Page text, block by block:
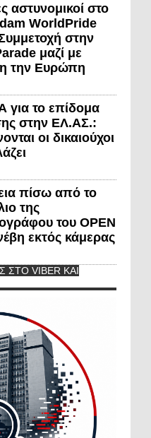
αστυνομικοί στο
WorldPride
στην
μαζί με
την Ευρώπη
για το επίδομα
στην ΕΛ.ΑΣ.:
οι δικαιούχοι
πίσω από το
της
του OPEN
εκτός κάμερας
VIBER ΚΑΙ